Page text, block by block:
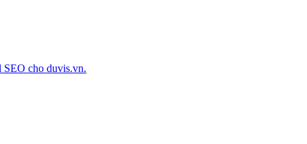
SEO cho duvis.vn.